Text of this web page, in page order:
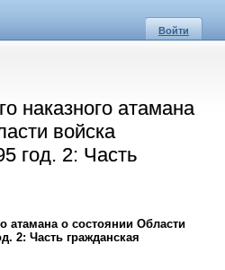
Войти
наказного атамана
войска
год. 2: Часть
атамана о состоянии Области
2: Часть гражданская